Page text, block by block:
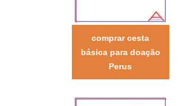
comprar cesta
básica para doação
Perus